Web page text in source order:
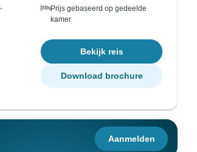
Prijs gebaseerd op gedeelde
kamer
Bekijk reis
Download brochure
Aanmelden